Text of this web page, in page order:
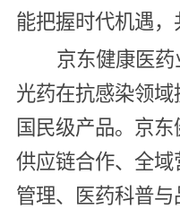
能把握时代机遇，
京东健康医药
光药在抗感染领
国民级产品。京
供应链合作、全
管理、医药科普